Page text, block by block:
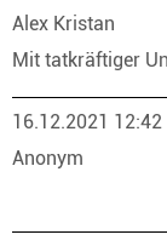
Alex Kristan
Mit tatkräftiger
16.12.2021 12:42
Anonym